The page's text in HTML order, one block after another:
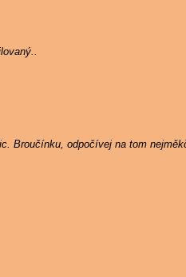
Broučínku, odpočívej na tom